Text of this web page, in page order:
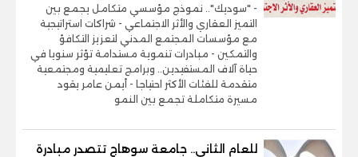
- "سوديك".. نموذج مؤسسي متكامل يجمع بين
التميز العقاري والأثر الاجتماعي - شراكات استراتيجية
مع مؤسسات المجتمع المدني لتعزيز التكافؤ
والتمكين - مبادرات تنموية مستدامة تؤثر سنويا في
حياة آلاف المستفيدين.. وبرامج تعليمية ومجتمعية
متقدمة للفئات الأكثر احتياجا - أيمن عامر يقود
مسيرة متكاملة تجمع بين النمو
للعام الثاني.. جامعة سوهاج تتصدر مبادرة